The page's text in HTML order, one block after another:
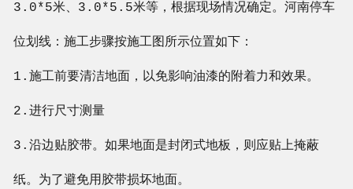
3.0*5米、3.0*5.5米等，根据现场情况确定。河南停车
位划线：施工步骤按施工图所示位置如下：
1.施工前要清洁地面，以免影响油漆的附着力和效果。
2.进行尺寸测量
3.沿边贴胶带。如果地面是封闭式地板，则应贴上掩蔽
纸。为了避免用胶带损坏地面。